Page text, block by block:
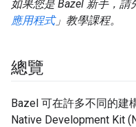
如果您是 Bazel 新手，請
應用程式」教學課程。
總覽
Bazel 可在許多不同的建
Native Development Kit